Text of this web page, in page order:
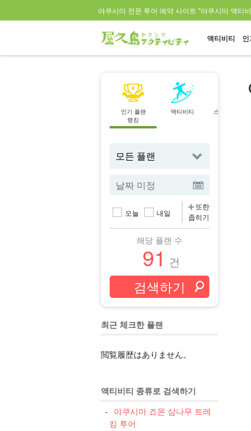
야쿠시마 전문 투어 예약 사이트 "야쿠시마 액티
액티비티
인기 플랜
랭킹
액티비티 스팟으로 찾기
오늘 내일
또한
좁히기
해당 플랜 수
91 건
최근 체크한 플랜
閲覧履歴はありません。
액티비티 종류로 검색하기
야쿠시마 죠몬 삼나무 트레
킹 투어